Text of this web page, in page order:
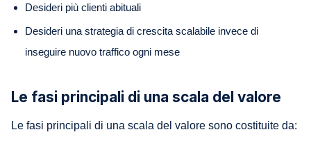
Desideri più clienti abituali
Desideri una strategia di crescita scalabile invece di
inseguire nuovo traffico ogni mese
Le fasi principali di una scala del valore
Le fasi principali di una scala del valore sono costituite da: